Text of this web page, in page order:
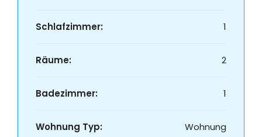
Schlafzimmer: 1
Räume: 2
Badezimmer: 1
Wohnung Typ: Wohnung